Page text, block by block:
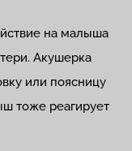
на малыша
Акушерка
или поясницу
тоже реагирует